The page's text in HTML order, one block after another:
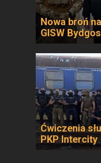
Nowa broń
GISW
Ćwiczenia
PKP Intercity